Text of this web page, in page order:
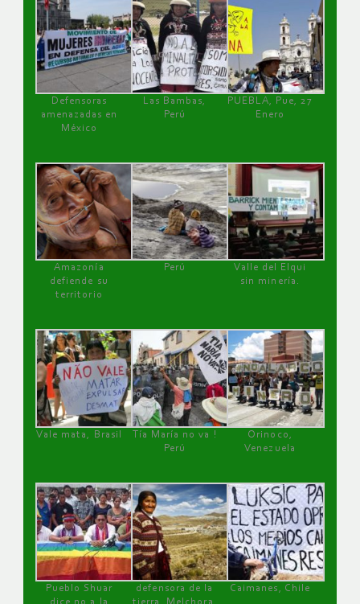
Defensoras
amenazadas en
México
Las Bambas,
Perú
PUEBLA, Pue, 27
Enero
Amazonía
defiende su
territorio
Perú
Valle del Elqui
sin minería.
Vale mata, Brasil
Tía María no va !
Perú
Orinoco,
Venezuela
Pueblo Shuar
defensora de la
Caimanes, Chile